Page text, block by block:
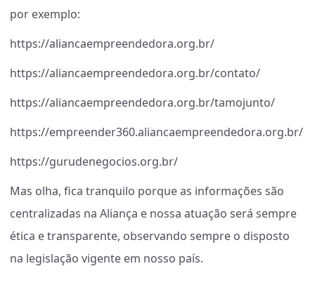
por exemplo:
https://aliancaempreendedora.org.br/
https://aliancaempreendedora.org.br/contato/
https://aliancaempreendedora.org.br/tamojunto/
https://empreender360.aliancaempreendedora.org.br/
https://gurudenegocios.org.br/
Mas olha, fica tranquilo porque as informações são
centralizadas na Aliança e nossa atuação será sempre
ética e transparente, observando sempre o disposto
na legislação vigente em nosso país.